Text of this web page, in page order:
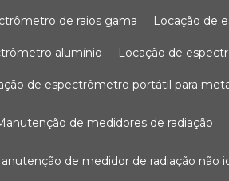
de raios gama locação de
alumínio locação de
de espectrômetro portátil para
manutenção de medidores de radiação
manutenção de medidor de radiação não